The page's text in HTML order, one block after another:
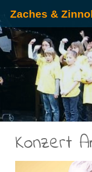
Inhalt
springen
Zaches &
Konzert